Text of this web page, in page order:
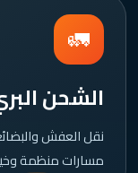
🚛
الشحن
نقل العفش
مسارات منظمة